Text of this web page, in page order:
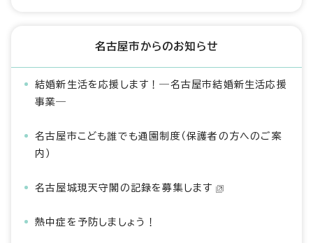
名古屋市からのお知らせ
結婚新生活を応援します！―名古屋市結婚新生活応援
事業―
名古屋市こども誰でも通園制度（保護者の方へのご案
内）
名古屋城現天守閣の記録を募集します
熱中症を予防しましょう！